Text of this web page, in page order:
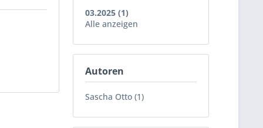
03.2025 (1)
Alle anzeigen
Autoren
Sascha Otto (1)